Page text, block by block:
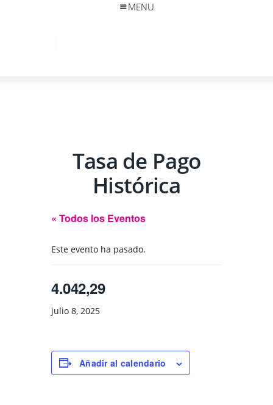
MENU
Tasa de Pago
Histórica
« Todos los Eventos
Este evento ha pasado.
4.042,29
julio 8, 2025
Añadir al calendario